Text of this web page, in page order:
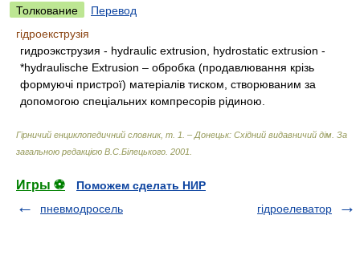
Толкование
Перевод
гідроекструзія
гидроэкструзия - hydraulic extrusion, hydrostatic extrusion -
*hydraulische Extrusion – обробка (продавлювання крізь
формуючі пристрої) матеріалів тиском, створюваним за
допомогою спеціальних компресорів рідиною.
Гірничий енциклопедичний словник, т. 1. – Донецьк: Східний видавничий дім За
загальною редакцією В.С.Білецького 2001
Игры ⚽
Поможем сделать НИР
пневмодросель
гідроелеватор